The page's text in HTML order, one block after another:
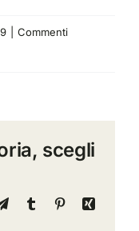
Commenti
scegli
TelegramTumblr PinterestXing